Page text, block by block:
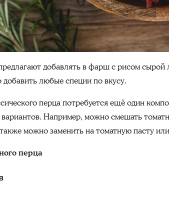
добавлять в фарш с рисом
любые специи по вкусу.
перца потребуется ещё один
вариантов. Например, можно смешать
можно заменить на томатную пасту
перца